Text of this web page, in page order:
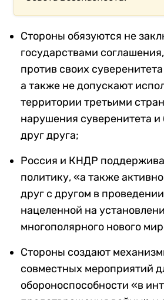
Стороны обязуются не
государствами
против своих
а также не допускают
территории третьими
нарушения суверенитета и
друг друга;
Россия и КНДР
политику, «а также
друг с другом в
нацеленной на
многополярного нового
Стороны создают
совместных мероприятий
обороноспособности «в